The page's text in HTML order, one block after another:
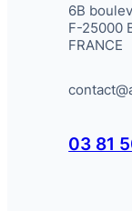
6B
F-25000
FRANCE
03 81